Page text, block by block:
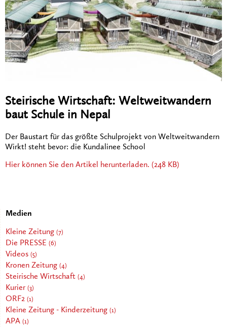
Steirische Wirtschaft: Weltweitwandern
baut Schule in Nepal
Der Baustart für das größte Schulprojekt von Weltweitwandern
Wirkt! steht bevor: die Kundalinee School
Hier können Sie den Artikel herunterladen. (248 KB)
Medien
Kleine Zeitung (7)
Die PRESSE (6)
Videos (5)
Kronen Zeitung (4)
Steirische Wirtschaft (4)
Kurier (3)
ORF2 (1)
Kleine Zeitung - Kinderzeitung (1)
APA (1)